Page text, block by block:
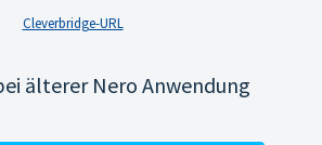
Cleverbridge-URL
älterer Nero Anwendung